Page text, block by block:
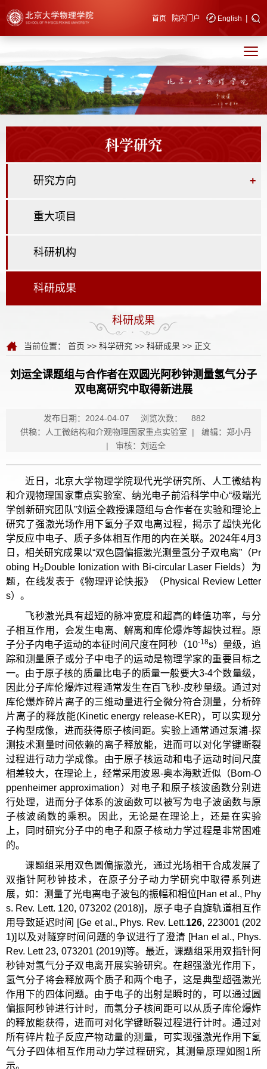
快速导航 首页 院内门户 English |
科学研究
研究方向 +
重大项目
科研机构
科研成果
科研成果
当前位置： 首页 >> 科学研究 >> 科研成果 >> 正文
刘运全课题组与合作者在双圆光阿秒钟测量氢气分子
双电离研究中取得新进展
发布日期：2024-04-07 浏览次数：
882
供稿：人工微结构和介观物理国家重点实验室 | 编辑：郑小丹
| 审核：刘运全
近日，北京大学物理学院现代光学研究所、人工微结构
和介观物理国家重点实验室、纳光电子前沿科学中心“极端光
学创新研究团队”刘运全教授课题组与合作者在实验和理论上
研究了强激光场作用下氢分子双电离过程，揭示了超快光化
学反应中电子、质子多体相互作用的内在关联。2024年4月3
日，相关研究成果以“双色圆偏振激光测量氢分子双电离”（Pr
obing H 2 Double Ionization with Bi-circular Laser Fields）为
题，在线发表于《物理评论快报》（Physical Review Letter
s）。
飞秒激光具有超短的脉冲宽度和超高的峰值功率，与分
子相互作用，会发生电离、解离和库伦爆炸等超快过程。原
子分子内电子运动的本征时间尺度在阿秒（10-18s）量级，追
踪和测量原子或分子中电子的运动是物理学家的重要目标之
一。由于原子核的质量比电子的质量一般要大3-4个数量级，
因此分子库伦爆炸过程通常发生在百飞秒-皮秒量级。通过对
库伦爆炸碎片离子的三维动量进行全微分符合测量，分析碎
片离子的释放能(Kinetic energy release-KER)，可以实现分
子构型成像，进而获得原子核间距。实验上通常通过泵浦-探
测技术测量时间依赖的离子释放能，进而可以对化学键断裂
过程进行动力学成像。由于原子核运动和电子运动时间尺度
相差较大，在理论上，经常采用波恩-奥本海默近似（Born-O
ppenheimer approximation）对电子和原子核波函数分别进
行处理，进而分子体系的波函数可以被写为电子波函数与原
子核波函数的乘积。因此，无论是在理论上，还是在实验
上，同时研究分子中的电子和原子核动力学过程是非常困难
的。
课题组采用双色圆偏振激光，通过光场相干合成发展了
双指针阿秒钟技术，在原子分子动力学研究中取得系列进
展，如：测量了光电离电子波包的振幅和相位[Han et al., Phy
s. Rev. Lett. 120, 073202 (2018)]，原子电子自旋轨道相互作
用导致延迟时间 [Ge et al., Phys. Rev. Lett.126, 223001 (202
1)]以及对隧穿时间问题的争议进行了澄清 [Han el al., Phys.
Rev. Lett 23, 073201 (2019)]等。最近，课题组采用双指针阿
秒钟对氢气分子双电离开展实验研究。在超强激光作用下，
氢气分子将会释放两个质子和两个电子，这是典型超强激光
作用下的四体问题。由于电子的出射是瞬时的，可以通过圆
偏振阿秒钟进行计时，而氢分子核间距可以从质子库伦爆炸
的释放能获得，进而可对化学键断裂过程进行计时。通过对
所有碎片粒子反应产物动量的测量，可实现强激光作用下氢
气分子四体相互作用动力学过程研究，其测量原理如图1所
示。